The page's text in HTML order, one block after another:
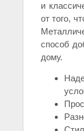
и
от того,
способ
дому.